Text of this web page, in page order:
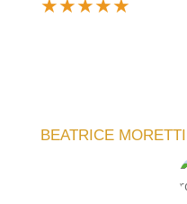
BEATRICE MORETTI